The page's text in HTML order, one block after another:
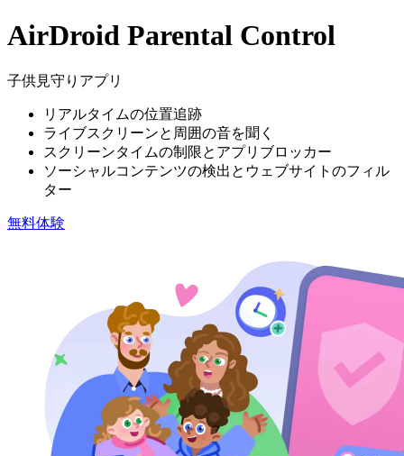
AirDroid Parental Control
子供見守りアプリ
リアルタイムの位置追跡
ライブスクリーンと周囲の音を聞く
スクリーンタイムの制限とアプリブロッカー
ソーシャルコンテンツの検出とウェブサイトのフィル
ター
無料体験